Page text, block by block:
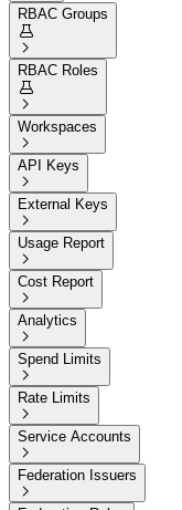
RBAC Groups


RBAC Roles


Workspaces

API Keys

External Keys

Usage Report

Cost Report

Analytics

Spend Limits

Rate Limits

Service Accounts

Federation Issuers
